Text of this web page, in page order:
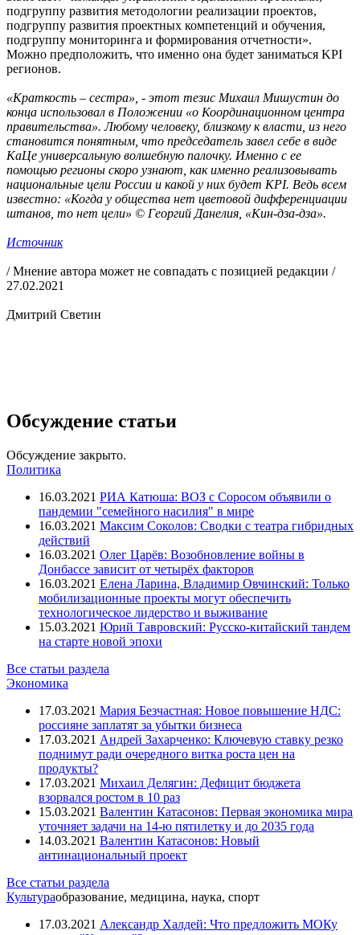
подгруппу развития методологии реализации проектов,
подгруппу развития проектных компетенций и обучения,
подгруппу мониторинга и формирования отчетности».
Можно предположить, что именно она будет заниматься KPI
регионов.
«Краткость – сестра», - этот тезис Михаил Мишустин до
конца использовал в Положении «о Координационном центра
правительства». Любому человеку, близкому к власти, из него
становится понятным, что председатель завел себе в виде
КаЦе универсальную волшебную палочку. Именно с ее
помощью регионы скоро узнают, как именно реализовывать
национальные цели России и какой у них будет KPI. Ведь всем
известно: «Когда у общества нет цветовой дифференциации
штанов, то нет цели» © Георгий Данелия, «Кин-дза-дза».
Источник
/ Мнение автора может не совпадать с позицией редакции /
27.02.2021
Дмитрий Светин
Обсуждение статьи
Обсуждение закрыто.
Политика
16.03.2021 РИА Катюша: ВОЗ с Соросом объявили о
пандемии "семейного насилия" в мире
16.03.2021 Максим Соколов: Сводки с театра гибридных
действий
16.03.2021 Олег Царёв: Возобновление войны в
Донбассе зависит от четырёх факторов
16.03.2021 Елена Ларина, Владимир Овчинский: Только
мобилизационные проекты могут обеспечить
технологическое лидерство и выживание
15.03.2021 Юрий Тавровский: Русско-китайский тандем
на старте новой эпохи
Все статьи раздела
Экономика
17.03.2021 Мария Безчастная: Новое повышение НДС:
россияне заплатят за убытки бизнеса
17.03.2021 Андрей Захарченко: Ключевую ставку резко
поднимут ради очередного витка роста цен на
продукты?
17.03.2021 Михаил Делягин: Дефицит бюджета
взорвался ростом в 10 раз
15.03.2021 Валентин Катасонов: Первая экономика мира
уточняет задачи на 14-ю пятилетку и до 2035 года
14.03.2021 Валентин Катасонов: Новый
антинациональный проект
Все статьи раздела
Культураобразование, медицина, наука, спорт
17.03.2021 Александр Халдей: Что предложить МОКу